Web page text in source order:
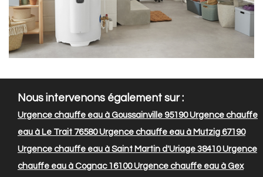
Nous intervenons également sur :
Urgence chauffe eau à Goussainville 95190Urgence chauffe
eau à Le Trait 76580Urgence chauffe eau à Mutzig 67190
Urgence chauffe eau à Saint Martin d'Uriage 38410Urgence
chauffe eau à Cognac 16100Urgence chauffe eau à Gex